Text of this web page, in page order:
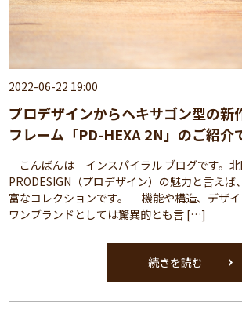
2022-06-22 19:00
プロデザインからヘキサゴン型の新
フレーム「PD-HEXA 2N」のご紹介
こんばんは インスパイラル ブログです。北
PRODESIGN（プロデザイン）の魅力と言えば
富なコレクションです。 機能や構造、デザイ
ワンブランドとしては驚異的とも言 […]
続きを読む